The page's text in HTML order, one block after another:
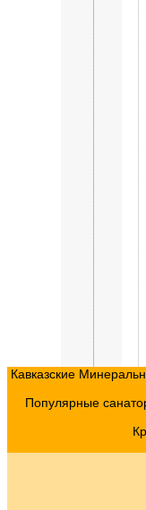
Кавказские
Популярные